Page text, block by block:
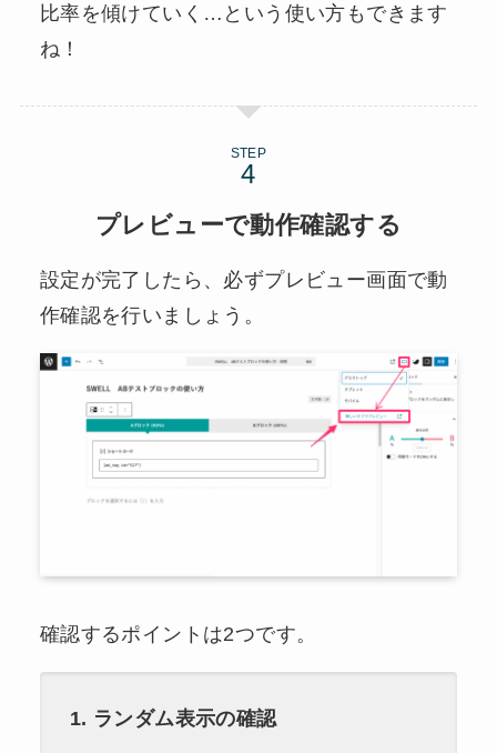
比率を傾けていく…という使い方もできます
ね！
STEP
プレビューで動作確認する
設定が完了したら、必ずプレビュー画面で動
作確認を行いましょう。
確認するポイントは2つです。
1. ランダム表示の確認